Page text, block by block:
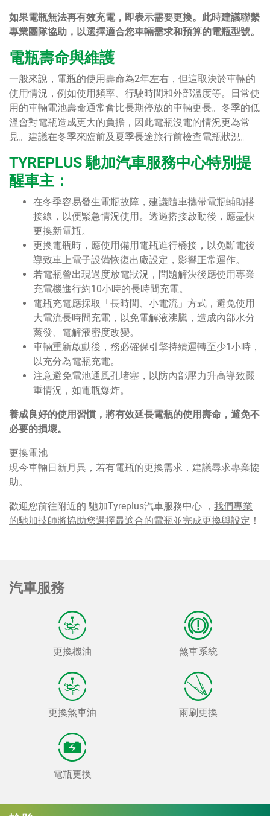
如果電瓶無法再有效充電，即表示需要更換。此時建議聯繫
專業團隊協助， 以選擇適合您車輛需求和預算的電瓶型號。
電瓶壽命與維護
一般來說，電瓶的使用壽命為2年左右，但這取決於車輛的
使用情況，例如使用頻率、行駛時間和外部溫度等。日常使
用的車輛電池壽命通常會比長期停放的車輛更長。冬季的低
溫會對電瓶造成更大的負擔，因此電瓶沒電的情況更為常
見。建議在冬季來臨前及夏季長途旅行前檢查電瓶狀況。
TYREPLUS 馳加汽車服務中心特別提
醒車主：
在冬季容易發生電瓶故障，建議隨車攜帶電瓶輔助搭
接線，以便緊急情況使用。透過搭接啟動後，應盡快
更換新電瓶。
更換電瓶時，應使用備用電瓶進行橋接，以免斷電後
導致車上電子設備恢復出廠設定，影響正常運作。
若電瓶曾出現過度放電狀況，問題解決後應使用專業
充電機進行約10小時的長時間充電。
電瓶充電應採取「長時間、小電流」方式，避免使用
大電流長時間充電，以免電解液沸騰，造成內部水分
蒸發、電解液密度改變。
車輛重新啟動後，務必確保引擎持續運轉至少1小時，
以充分為電瓶充電。
注意避免電池通風孔堵塞，以防內部壓力升高導致嚴
重情況，如電瓶爆炸。
養成良好的使用習慣，將有效延長電瓶的使用壽命，避免不
必要的損壞。
更換電池
現今車輛日新月異，若有電瓶的更換需求，建議尋求專業協
助。
歡迎您前往附近的 馳加Tyreplus汽車服務中心 ， 我們專業
的馳加技師將協助您選擇最適合的電瓶並完成更換與設定 ！
汽車服務
更換機油 煞車系統
更換煞車油 雨刷更換
電瓶更換